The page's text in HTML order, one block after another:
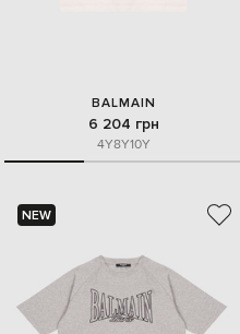
BALMAIN
6 204 грн
4Y8Y10Y
NEW